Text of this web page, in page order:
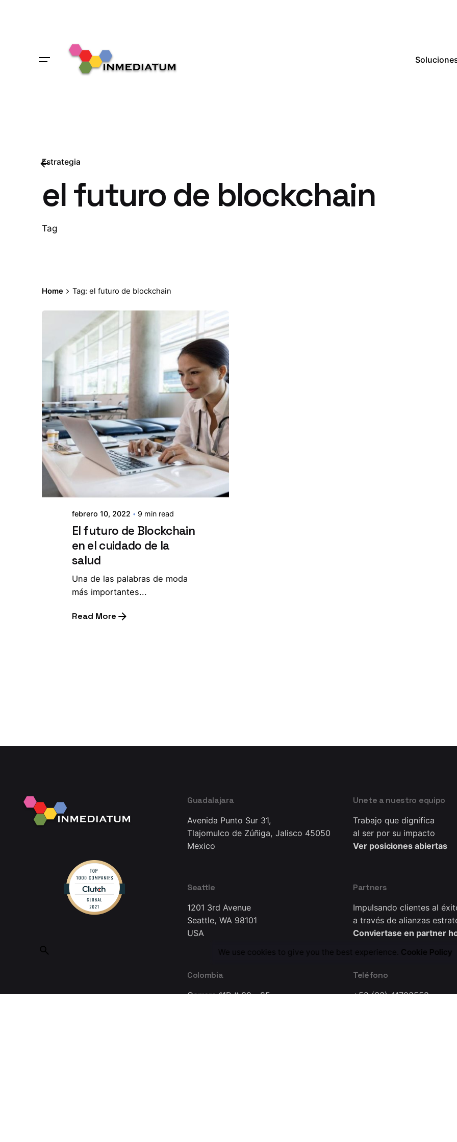
Estrategia
el futuro de blockchain
Tag
Home Tag: el futuro de blockchain
febrero 10, 2022 9 min read
El futuro de Blockchain
en el cuidado de la
salud
Una de las palabras de moda
más importantes...
Read More
Guadalajara
Avenida Punto Sur 31,
Tlajomulco de Zúñiga, Jalisco 45050
Mexico
Seattle
1201 3rd Avenue
Seattle, WA 98101
USA
Colombia
Carrera 11B # 99 - 25
Unete a nuestro equipo
Trabajo que dignifica
al ser por su impacto
Ver posiciones abiertas
Partners
Impulsando clientes al
a través de alianzas
Conviertase en partner
Teléfono
+52 (33) 41703558
We use cookies to give you the best experience. Cookie Policy